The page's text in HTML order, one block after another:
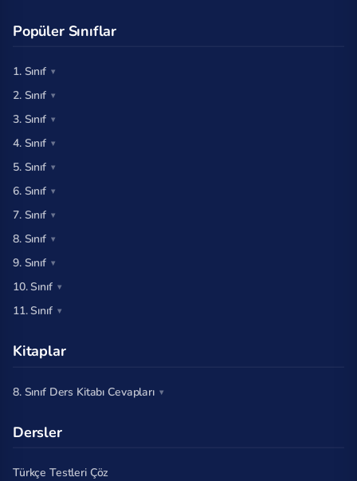
Popüler Sınıflar
1. Sınıf
2. Sınıf
3. Sınıf
4. Sınıf
5. Sınıf
6. Sınıf
7. Sınıf
8. Sınıf
9. Sınıf
10. Sınıf
11. Sınıf
Kitaplar
8. Sınıf Ders Kitabı Cevapları
Dersler
Türkçe Testleri Çöz